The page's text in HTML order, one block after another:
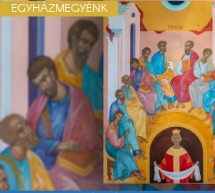
EGYHÁZMEGYÉNK